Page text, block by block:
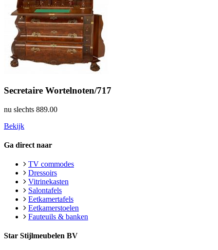
Secretaire Wortelnoten/717
nu slechts 889.00
Bekijk
Ga direct naar
TV commodes
Dressoirs
Vitrinekasten
Salontafels
Eetkamertafels
Eetkamerstoelen
Fauteuils & banken
Star Stijlmeubelen BV